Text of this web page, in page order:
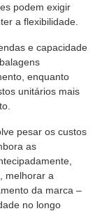
podem exigir
a flexibilidade.
e capacidade
enquanto
unitários mais
pesar os custos
as
melhorar a
da marca –
no longo